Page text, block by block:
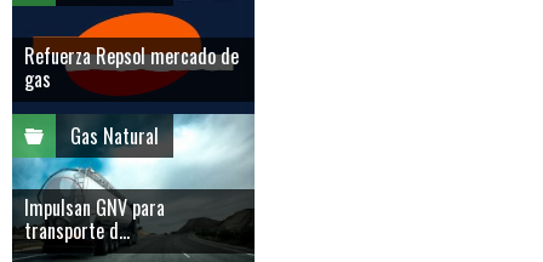
Refuerza Repsol mercado de
gas
Gas Natural
Impulsan GNV para
transporte d...